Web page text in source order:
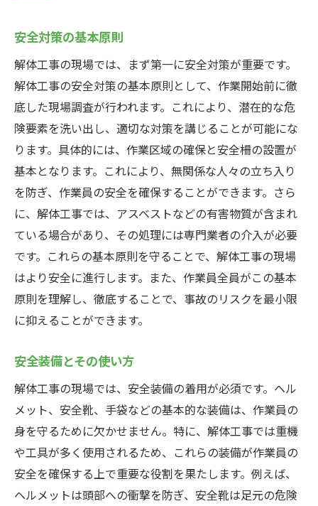
安全対策の基本原則
解体工事の現場では、まず第一に安全対策が重要です。
解体工事の安全対策の基本原則として、作業開始前に徹
底した現場調査が行われます。これにより、潜在的な危
険要素を洗い出し、適切な対策を講じることが可能にな
ります。具体的には、作業区域の確保と安全柵の設置が
基本となります。これにより、無関係な人々の立ち入り
を防ぎ、作業員の安全を確保することができます。さら
に、解体工事では、アスベストなどの有害物質が含まれ
ている場合があり、その処理には専門業者の介入が必要
です。これらの基本原則を守ることで、解体工事の現場
はより安全に進行します。また、作業員全員がこの基本
原則を理解し、徹底することで、事故のリスクを最小限
に抑えることができます。
安全装備とその使い方
解体工事の現場では、安全装備の着用が必須です。ヘル
メット、安全靴、手袋などの基本的な装備は、作業員の
身を守るために欠かせません。特に、解体工事では重機
や工具が多く使用されるため、これらの装備が作業員の
安全を確保する上で重要な役割を果たします。例えば、
ヘルメットは頭部への衝撃を防ぎ、安全靴は足元の危険